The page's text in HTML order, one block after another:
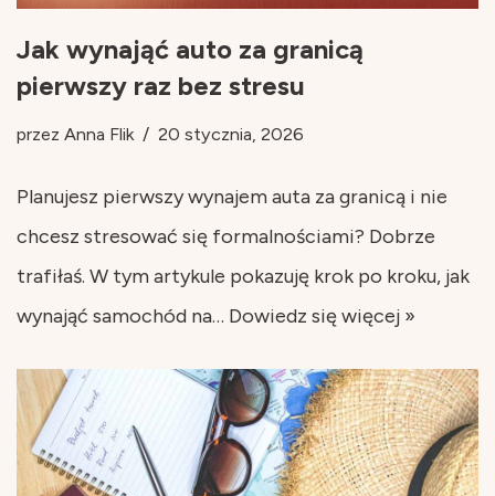
Jak wynająć auto za granicą
pierwszy raz bez stresu
przez Anna Flik 20 stycznia, 2026
Planujesz pierwszy wynajem auta za granicą i nie
chcesz stresować się formalnościami? Dobrze
trafiłaś. W tym artykule pokazuję krok po kroku, jak
wynająć samochód na… Dowiedz się więcej »